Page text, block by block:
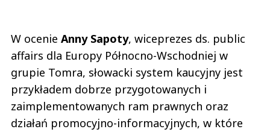
W ocenie Anny Sapoty, wiceprezes ds. public
affairs dla Europy Północno-Wschodniej w
grupie Tomra, słowacki system kaucyjny jest
przykładem dobrze przygotowanych i
zaimplementowanych ram prawnych oraz
działań promocyjno-informacyjnych, w które